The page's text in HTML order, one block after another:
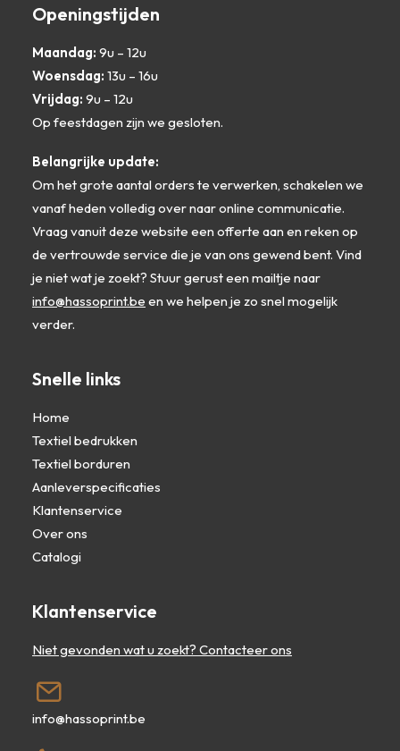
Openingstijden
Maandag: 9u – 12u
Woensdag: 13u – 16u
Vrijdag: 9u – 12u
Op feestdagen zijn we gesloten.
Belangrijke update:
Om het grote aantal orders te verwerken, schakelen we
vanaf heden volledig over naar online communicatie.
Vraag vanuit deze website een offerte aan en reken op
de vertrouwde service die je van ons gewend bent. Vind
je niet wat je zoekt? Stuur gerust een mailtje naar
info@hassoprint.be en we helpen je zo snel mogelijk
verder.
Snelle links
Home
Textiel bedrukken
Textiel borduren
Aanleverspecificaties
Klantenservice
Over ons
Catalogi
Klantenservice
Niet gevonden wat u zoekt? Contacteer ons
info@hassoprint.be